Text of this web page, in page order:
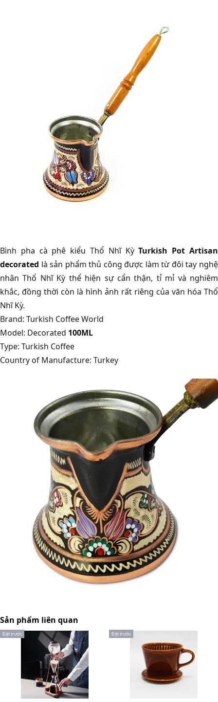
Bình pha cà phê kiểu Thổ Nhĩ KỳTurkish Pot Artisan
decorated là sản phẩm thủ công được làm từ đôi tay nghệ
nhân Thổ Nhĩ Kỳ thể hiện sự cẩn thận, tỉ mỉ và nghiêm
khắc, đồng thời còn là hình ảnh rất riêng của văn hóa Thổ
Nhĩ Kỳ.
Brand: Turkish Coffee World
Model: Decorated 100ML
Type: Turkish Coffee
Country of Manufacture: Turkey
Sản phẩm liên quan
Đặt trước Đặt trước